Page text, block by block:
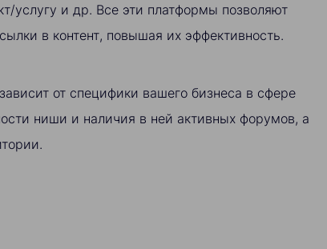
услугу и др. Все эти платформы позволяют
в контент, повышая их эффективность.
от специфики вашего бизнеса в сфере
ниши и наличия в ней активных форумов, а